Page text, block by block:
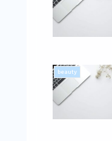
beauty